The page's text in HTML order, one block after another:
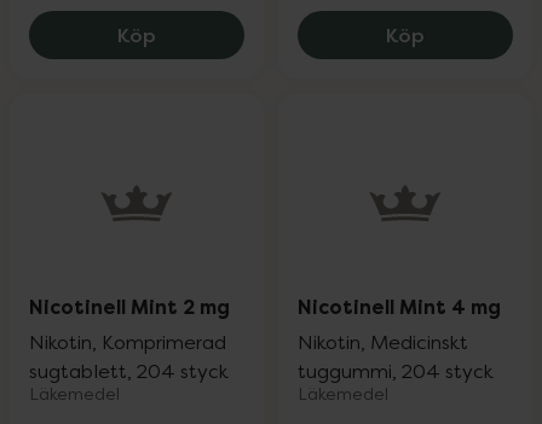
Köp Nicotinell Fruit 2 mg, 399 kr.
Köp Nicotinell
Nicotinell Mint 2 mg
Nikotin, Komprimerad
sugtablett, 204 styck
Läkemedel
Nicotinell Mint 4 mg
Nikotin, Medicinskt
tuggummi, 204 styck
Läkemedel